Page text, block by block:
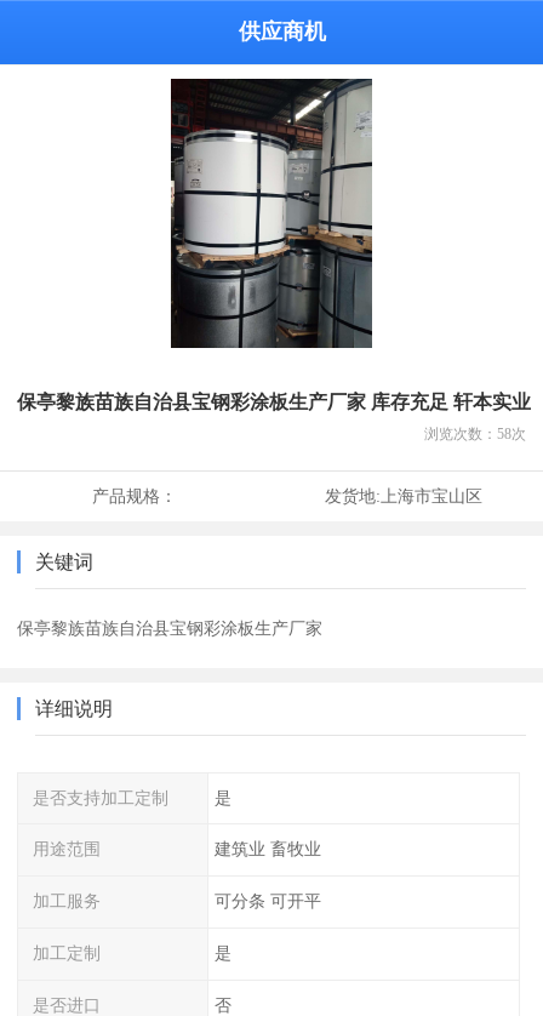
供应商机
保亭黎族苗族自治县宝钢彩涂板生产厂家 库存充足 轩本实业
浏览次数： 58次
产品规格： 发货地:上海市宝山区
关键词
保亭黎族苗族自治县宝钢彩涂板生产厂家
详细说明
是否支持加工定制 是
用途范围 建筑业 畜牧业
加工服务 可分条 可开平
加工定制 是
是否进口 否